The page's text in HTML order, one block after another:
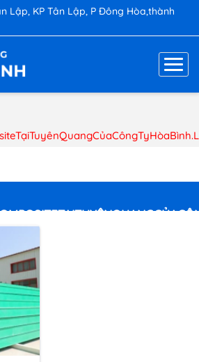
Lập, KP Tân Lập, P Đông Hòa,thành